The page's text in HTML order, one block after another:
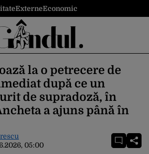
ExterneEconomic
la o petrecere de
după ce un
de supradoză, în
a ajuns până în
05:00